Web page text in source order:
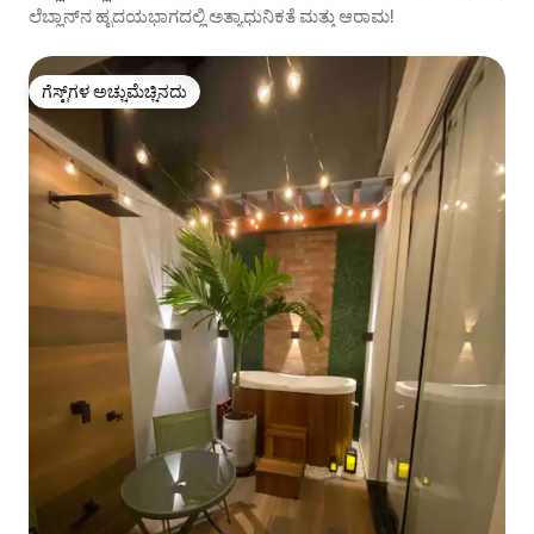
ಲೆಬ್ಲಾನ್‌ನ ಹೃದಯಭಾಗದಲ್ಲಿ ಅತ್ಯಾಧುನಿಕತೆ ಮತ್ತು ಆರಾಮ!
ಗೆಸ್ಟ್‌ಗಳ ಅಚ್ಚುಮೆಚ್ಚಿನದು
ಗೆಸ್ಟ್‌ಗಳ ಅಚ್ಚುಮೆಚ್ಚಿನದು